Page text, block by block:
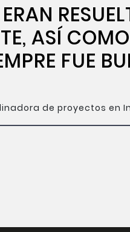
ASÍ
FUE
de proyectos en